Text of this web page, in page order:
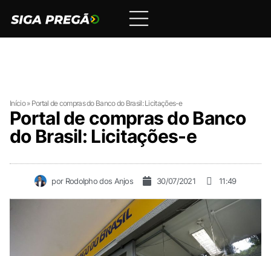
Início» Portal de compras do Banco do Brasil: Licitações-e
Portal de compras do Banco
do Brasil: Licitações-e
porRodolpho dos Anjos 30/07/2021 11:49